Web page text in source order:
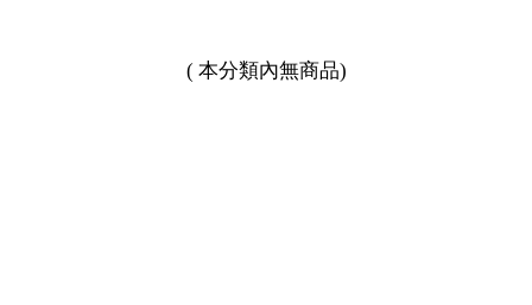
( 本分類內無商品)